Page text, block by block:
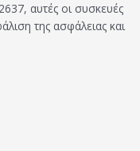
αυτές οι συσκευές
της ασφάλειας και